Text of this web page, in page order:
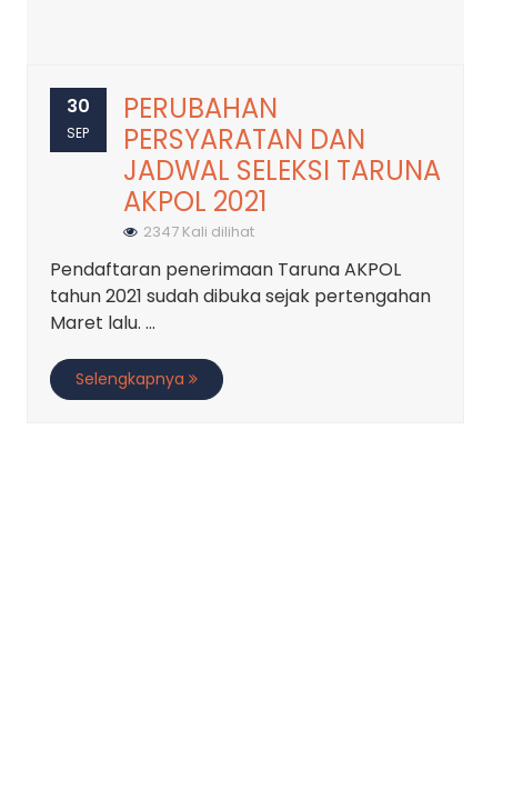
30
SEP
PERUBAHAN
PERSYARATAN DAN
JADWAL SELEKSI TARUNA
AKPOL 2021
2347 Kali dilihat
Pendaftaran penerimaan Taruna AKPOL
tahun 2021 sudah dibuka sejak pertengahan
Maret lalu. ...
Selengkapnya